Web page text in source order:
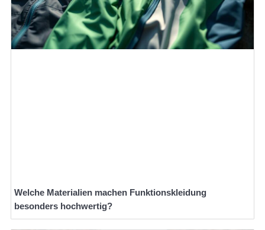
Welche Materialien machen Funktionskleidung
besonders hochwertig?